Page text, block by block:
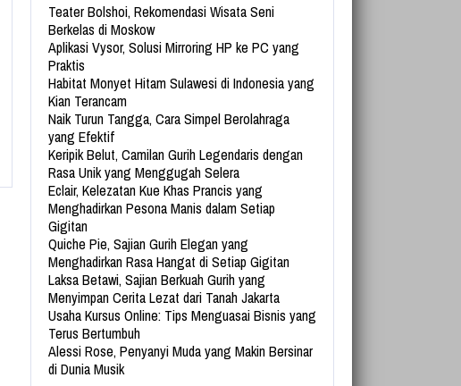
Teater Bolshoi, Rekomendasi Wisata Seni
Berkelas di Moskow
Aplikasi Vysor, Solusi Mirroring HP ke PC yang
Praktis
Habitat Monyet Hitam Sulawesi di Indonesia yang
Kian Terancam
Naik Turun Tangga, Cara Simpel Berolahraga
yang Efektif
Keripik Belut, Camilan Gurih Legendaris dengan
Rasa Unik yang Menggugah Selera
Eclair, Kelezatan Kue Khas Prancis yang
Menghadirkan Pesona Manis dalam Setiap
Gigitan
Quiche Pie, Sajian Gurih Elegan yang
Menghadirkan Rasa Hangat di Setiap Gigitan
Laksa Betawi, Sajian Berkuah Gurih yang
Menyimpan Cerita Lezat dari Tanah Jakarta
Usaha Kursus Online: Tips Menguasai Bisnis yang
Terus Bertumbuh
Alessi Rose, Penyanyi Muda yang Makin Bersinar
di Dunia Musik